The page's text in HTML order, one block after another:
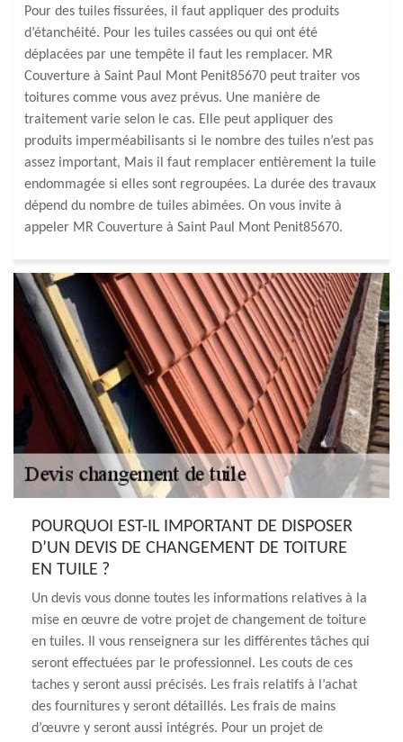
Pour des tuiles fissurées, il faut appliquer des produits
d’étanchéité. Pour les tuiles cassées ou qui ont été
déplacées par une tempête il faut les remplacer. MR
Couverture à Saint Paul Mont Penit85670 peut traiter vos
toitures comme vous avez prévus. Une manière de
traitement varie selon le cas. Elle peut appliquer des
produits imperméabilisants si le nombre des tuiles n’est pas
assez important, Mais il faut remplacer entièrement la tuile
endommagée si elles sont regroupées. La durée des travaux
dépend du nombre de tuiles abimées. On vous invite à
appeler MR Couverture à Saint Paul Mont Penit85670.
POURQUOI EST-IL IMPORTANT DE DISPOSER
D’UN DEVIS DE CHANGEMENT DE TOITURE
EN TUILE ?
Un devis vous donne toutes les informations relatives à la
mise en œuvre de votre projet de changement de toiture
en tuiles. Il vous renseignera sur les différentes tâches qui
seront effectuées par le professionnel. Les couts de ces
taches y seront aussi précisés. Les frais relatifs à l’achat
des fournitures y seront détaillés. Les frais de mains
d’œuvre y seront aussi intégrés. Pour un projet de